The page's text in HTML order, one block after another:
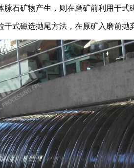
石矿物产生，则在磨矿前利用干式
式磁选抛尾方法，在原矿入磨前